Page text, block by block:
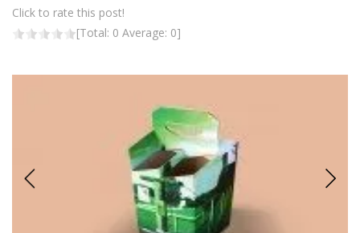
Click to rate this post!
[Total: 0 Average: 0]